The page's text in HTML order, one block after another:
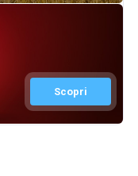
Scopri